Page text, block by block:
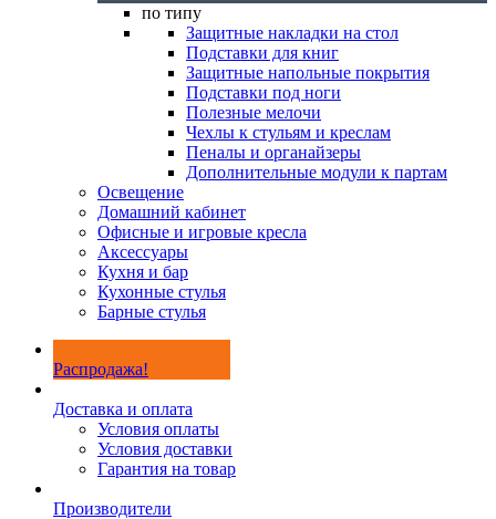
по типу
Защитные накладки на стол
Подставки для книг
Защитные напольные покрытия
Подставки под ноги
Полезные мелочи
Чехлы к стульям и креслам
Пеналы и органайзеры
Дополнительные модули к партам
Освещение
Домашний кабинет
Офисные и игровые кресла
Аксессуары
Кухня и бар
Кухонные стулья
Барные стулья
Распродажа!
Доставка и оплата
Условия оплаты
Условия доставки
Гарантия на товар
Производители